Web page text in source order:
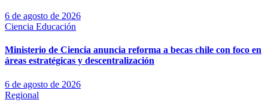
6 de agosto de 2026
Ciencia Educación
Ministerio de Ciencia anuncia reforma a becas chile con foco en
áreas estratégicas y descentralización
6 de agosto de 2026
Regional